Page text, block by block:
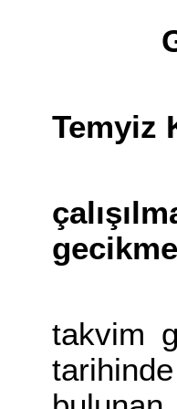
Temyiz
gecikme
takvim